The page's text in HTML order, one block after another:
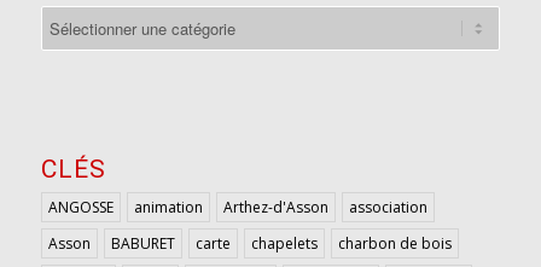
sujets
CLÉS
ANGOSSE animation Arthez-d'Asson
association
Asson
BABURET carte chapelets
charbon de bois